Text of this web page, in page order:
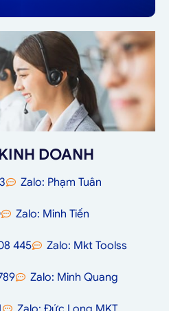
DOANH
Zalo: Phạm Tuân
Zalo: Minh Tiến
445 Zalo: Mkt Toolss
Zalo: Minh Quang